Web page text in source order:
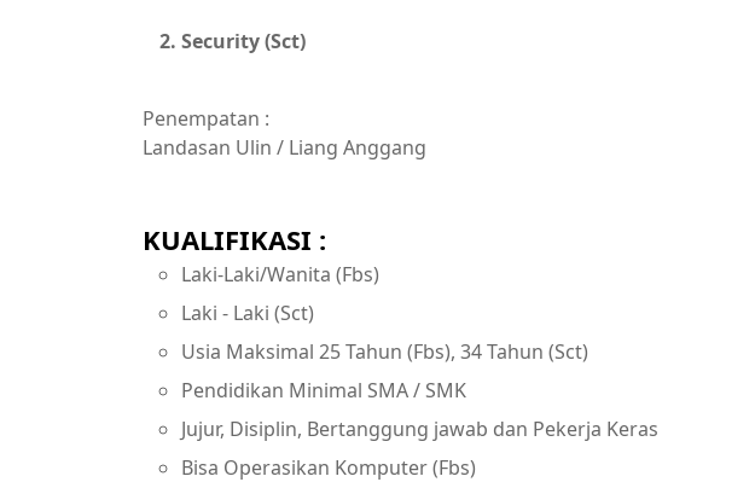
Security (Sct)
Penempatan :
Landasan Ulin / Liang Anggang
KUALIFIKASI :
Laki-Laki/Wanita (Fbs)
Laki - Laki (Sct)
Usia Maksimal 25 Tahun (Fbs), 34 Tahun (Sct)
Pendidikan Minimal SMA / SMK
Jujur, Disiplin, Bertanggung jawab dan Pekerja Keras
Bisa Operasikan Komputer (Fbs)